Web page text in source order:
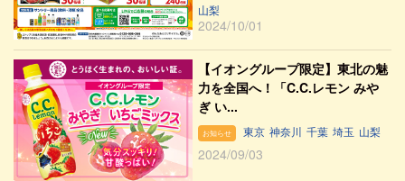
山梨
2024/10/01
【イオングループ限定】東北の魅
力を全国へ！「C.C.レモン みや
ぎ い...
お知らせ 東京 神奈川 千葉 埼玉 山梨
2024/09/03